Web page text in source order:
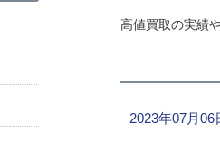
高値買取の実績
2023年07月06